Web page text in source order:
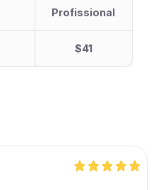
Profissional
$41